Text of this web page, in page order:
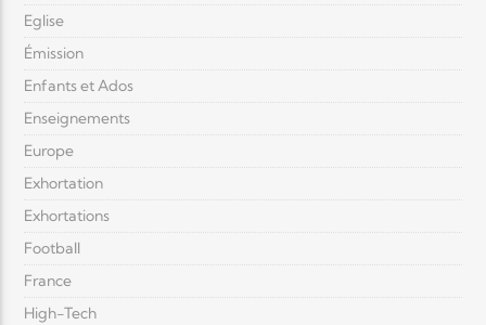
Eglise
Émission
Enfants et Ados
Enseignements
Europe
Exhortation
Exhortations
Football
France
High-Tech